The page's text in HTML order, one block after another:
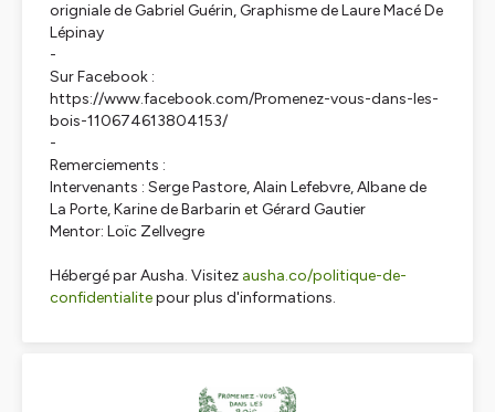
origniale de Gabriel Guérin, Graphisme de Laure Macé De
Lépinay
-
Sur Facebook :
https://www.facebook.com/Promenez-vous-dans-les-
bois-110674613804153/
-
Remerciements :
Intervenants : Serge Pastore, Alain Lefebvre, Albane de
La Porte, Karine de Barbarin et Gérard Gautier
Mentor: Loïc Zellvegre
Hébergé par Ausha. Visitez ausha.co/politique-de-
confidentialitepour plus d'informations.